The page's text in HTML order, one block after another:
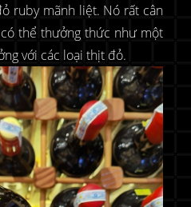
ruby mãnh liệt. Nó rất cân
thể thưởng thức như một
với các loại thịt đỏ.